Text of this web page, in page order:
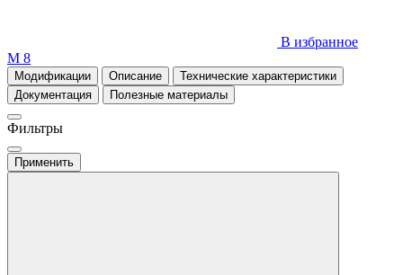
В избранное
М 8
Модификации Описание
Технические характеристики
Документация
Полезные материалы
Фильтры
Применить